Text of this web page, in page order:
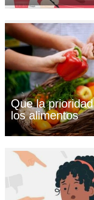
Que la
los alimentos